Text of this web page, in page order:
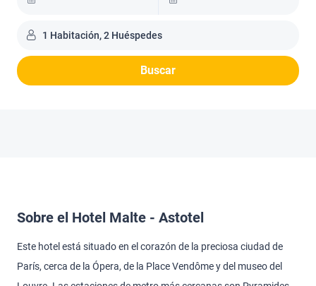
1 Habitación, 2 Huéspedes
Buscar
Sobre el Hotel Malte - Astotel
Este hotel está situado en el corazón de la preciosa ciudad de
París, cerca de la Ópera, de la Place Vendôme y del museo del